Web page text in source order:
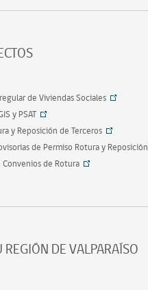
de Viviendas Sociales
y PSAT
y Reposición de Terceros
de Permiso Rotura y Reposición
de Rotura
DE VALPARAÍSO